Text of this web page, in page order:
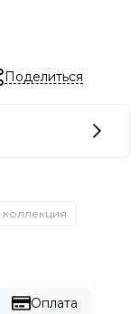
Поделиться
Оплата